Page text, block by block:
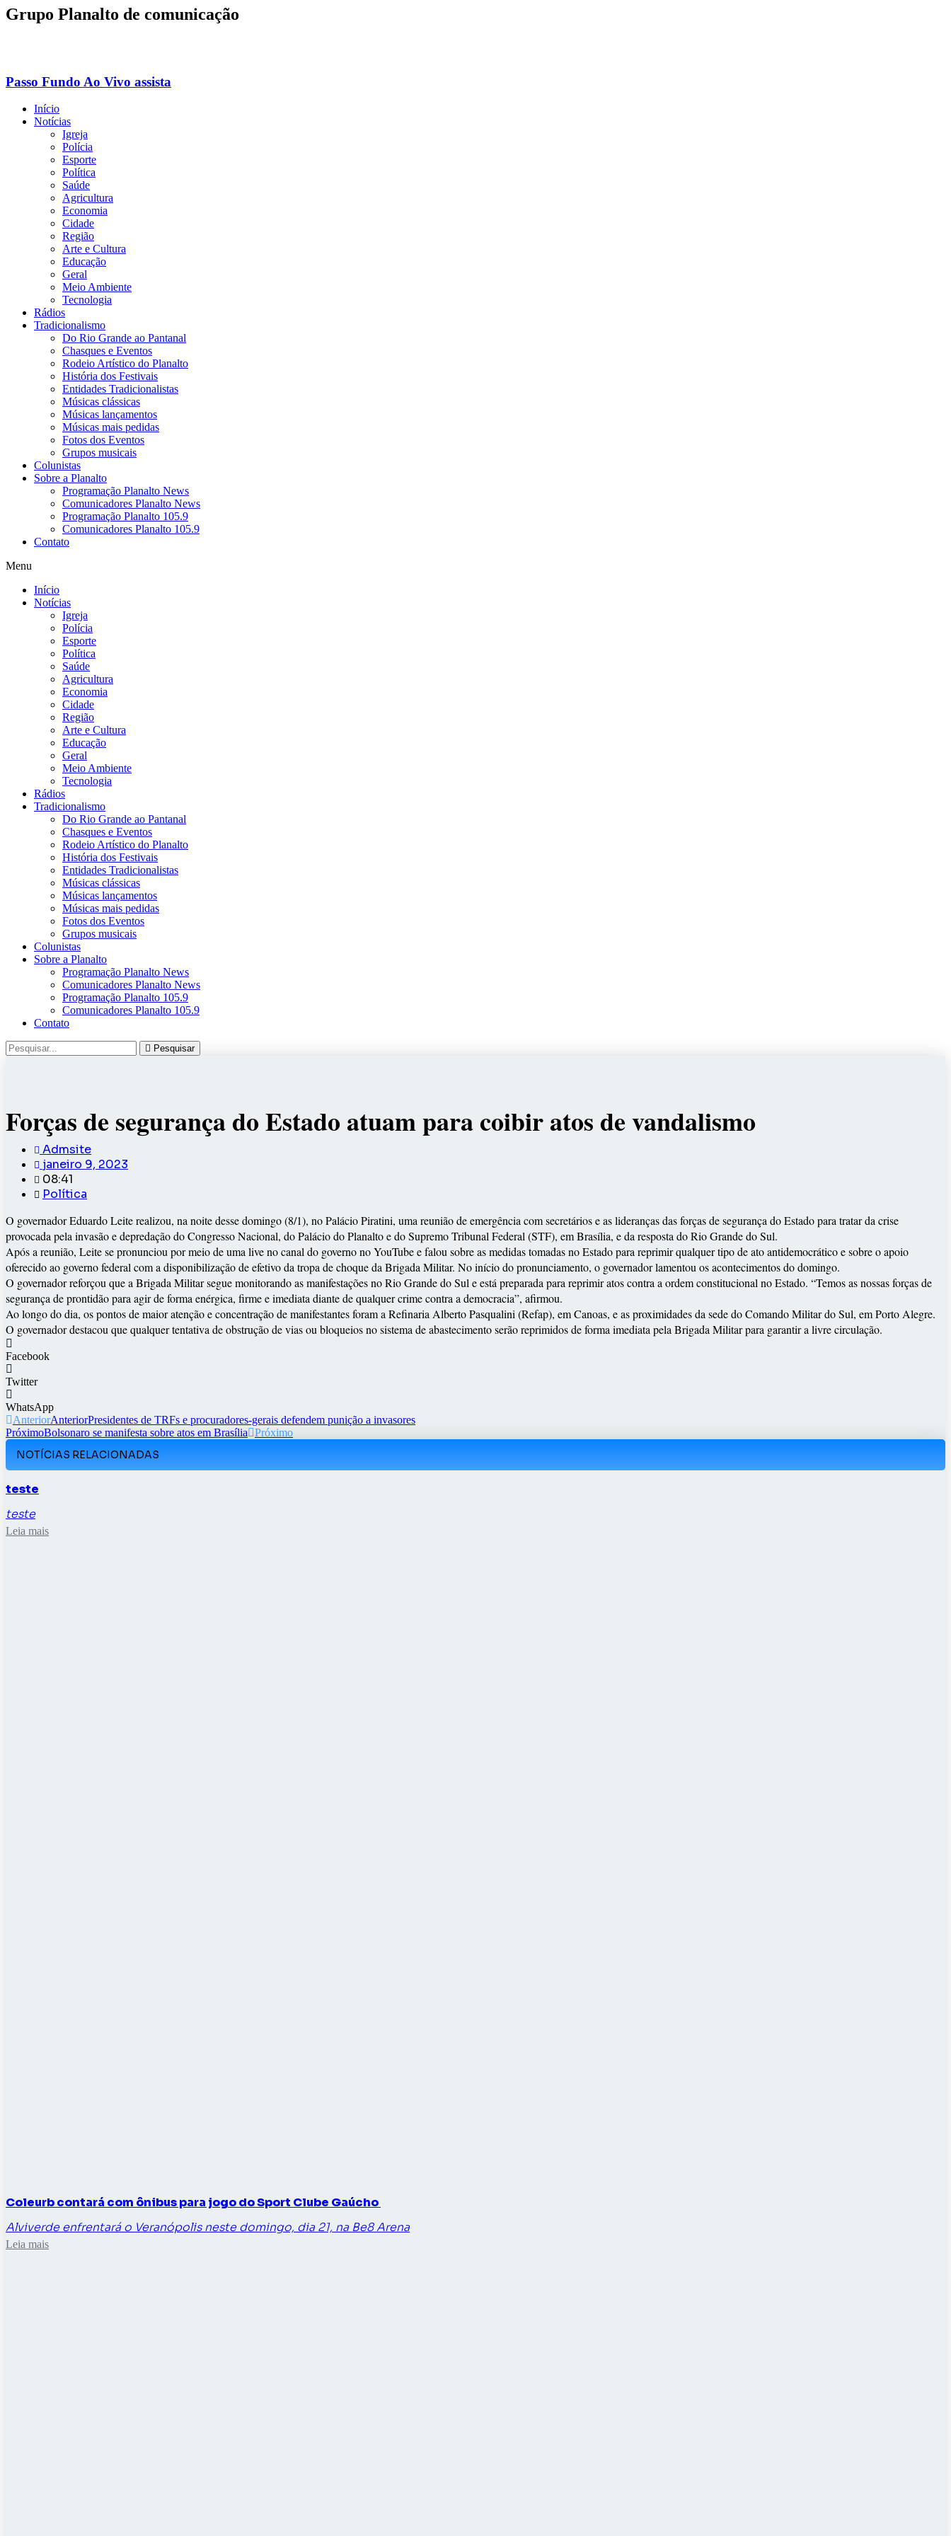
Pular
para
Grupo Planalto de comunicação
Passo Fundo Ao Vivo assista
Início
Notícias
Igreja
Polícia
Esporte
Política
Saúde
Agricultura
Economia
Cidade
Região
Arte e Cultura
Educação
Geral
Meio Ambiente
Tecnologia
Rádios
Tradicionalismo
Do Rio Grande ao Pantanal
Chasques e Eventos
Rodeio Artístico do Planalto
História dos Festivais
Entidades Tradicionalistas
Músicas clássicas
Músicas lançamentos
Músicas mais pedidas
Fotos dos Eventos
Grupos musicais
Colunistas
Sobre a Planalto
Programação Planalto News
Comunicadores Planalto News
Programação Planalto 105.9
Comunicadores Planalto 105.9
Contato
Menu
Início
Notícias
Igreja
Polícia
Esporte
Política
Saúde
Agricultura
Economia
Cidade
Região
Arte e Cultura
Educação
Geral
Meio Ambiente
Tecnologia
Rádios
Tradicionalismo
Do Rio Grande ao Pantanal
Chasques e Eventos
Rodeio Artístico do Planalto
História dos Festivais
Entidades Tradicionalistas
Músicas clássicas
Músicas lançamentos
Músicas mais pedidas
Fotos dos Eventos
Grupos musicais
Colunistas
Sobre a Planalto
Programação Planalto News
Comunicadores Planalto News
Programação Planalto 105.9
Comunicadores Planalto 105.9
Contato
Pesquisar
Forças de segurança do Estado atuam para coibir atos de vandalismo
Admsite
janeiro 9, 2023
08:41
Política
O governador Eduardo Leite realizou, na noite desse domingo (8/1), no Palácio Piratini, uma reunião de emergência com secretários e as lideranças das forças de segurança do Estado para tratar da crise
provocada pela invasão e depredação do Congresso Nacional, do Palácio do Planalto e do Supremo Tribunal Federal (STF), em Brasília, e da resposta do Rio Grande do Sul.
Após a reunião, Leite se pronunciou por meio de uma live no canal do governo no YouTube e falou sobre as medidas tomadas no Estado para reprimir qualquer tipo de ato antidemocrático e sobre o apoio
oferecido ao governo federal com a disponibilização de efetivo da tropa de choque da Brigada Militar. No início do pronunciamento, o governador lamentou os acontecimentos do domingo.
O governador reforçou que a Brigada Militar segue monitorando as manifestações no Rio Grande do Sul e está preparada para reprimir atos contra a ordem constitucional no Estado. “Temos as nossas forças de
segurança de prontidão para agir de forma enérgica, firme e imediata diante de qualquer crime contra a democracia”, afirmou.
Ao longo do dia, os pontos de maior atenção e concentração de manifestantes foram a Refinaria Alberto Pasqualini (Refap), em Canoas, e as proximidades da sede do Comando Militar do Sul, em Porto Alegre.
O governador destacou que qualquer tentativa de obstrução de vias ou bloqueios no sistema de abastecimento serão reprimidos de forma imediata pela Brigada Militar para garantir a livre circulação.
Facebook
Twitter
WhatsApp
AnteriorAnteriorPresidentes de TRFs e procuradores-gerais defendem punição a invasores
PróximoBolsonaro se manifesta sobre atos em Brasília Próximo
NOTÍCIAS RELACIONADAS
teste
teste
Leia mais
Coleurb contará com ônibus para jogo do Sport Clube Gaúcho
Alviverde enfrentará o Veranópolis neste domingo, dia 21, na Be8 Arena
Leia mais